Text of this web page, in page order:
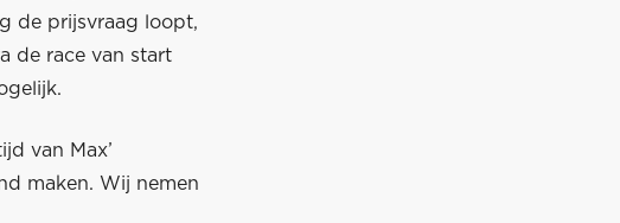
de prijsvraag loopt,
de race van start
van Max’
maken. Wij nemen